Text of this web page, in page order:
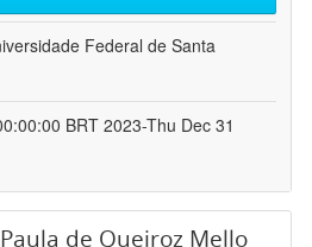
Federal de Santa
BRT 2023-Thu Dec 31
de Queiroz Mello